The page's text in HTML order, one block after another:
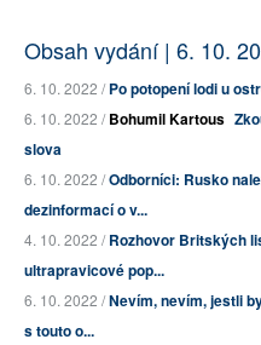
Obsah vydání | 6. 10.
6. 10. 2022 /Po potopení lodi u
6. 10. 2022 /Bohumil Kartous
slova
6. 10. 2022 /Odborníci: Rusko
dezinformací o v...
4. 10. 2022 /Rozhovor Britských
ultrapravicové pop...
6. 10. 2022 /Nevím, nevím, jestli
s touto o...